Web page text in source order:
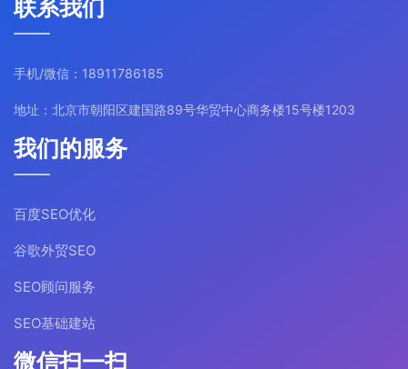
联系我们
手机/微信：18911786185
地址：北京市朝阳区建国路89号华贸中心商务楼15号楼1203
我们的服务
百度SEO优化
谷歌外贸SEO
SEO顾问服务
SEO基础建站
微信扫一扫